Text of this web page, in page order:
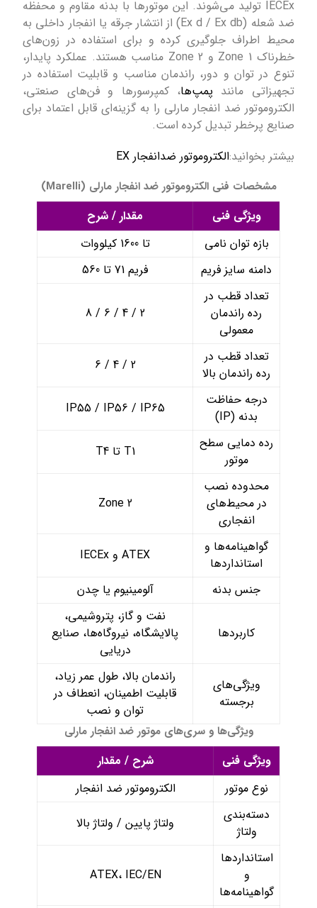
IECEx تولید می‌شوند. این موتورها با بدنه مقاوم و محفظه
ضد شعله (Ex d / Ex db) از انتشار جرقه یا انفجار داخلی به
محیط اطراف جلوگیری کرده و برای استفاده در زون‌های
خطرناک Zone 1 و Zone 2 مناسب هستند. عملکرد پایدار،
تنوع در توان و دور، راندمان مناسب و قابلیت استفاده در
تجهیزاتی مانند پمپ‌ها، کمپرسورها و فن‌های صنعتی،
الکتروموتور ضد انفجار مارلی را به گزینه‌ای قابل اعتماد برای
صنایع پرخطر تبدیل کرده است.
بیشتر بخوانید:الکتروموتور ضدانفجار EX
مشخصات فنی الکتروموتور ضد انفجار مارلی (Marelli)
ویژگی فنی
مقدار / شرح
بازه توان نامی
تا 1600 کیلووات
دامنه سایز فریم
فریم 71 تا 560
تعداد قطب در
رده راندمان
معمولی
2 / 4 / 6 / 8
تعداد قطب در
رده راندمان بالا
2 / 4 / 6
درجه حفاظت
بدنه (IP)
IP55 / IP56 / IP65
رده دمایی سطح
موتور
T1 تا T4
محدوده نصب
در محیط‌های
انفجاری
Zone 2
گواهینامه‌ها و
استانداردها
ATEX و IECEx
جنس بدنه
آلومینیوم یا چدن
کاربردها
نفت و گاز، پتروشیمی،
پالایشگاه، نیروگاه‌ها، صنایع
دریایی
ویژگی‌های
برجسته
راندمان بالا، طول عمر زیاد،
قابلیت اطمینان، انعطاف در
توان و نصب
ویژگی‌ها و سری‌های موتور ضد انفجار مارلی
ویژگی فنی
شرح / مقدار
نوع موتور
الکتروموتور ضد انفجار
دسته‌بندی
ولتاژ
ولتاژ پایین / ولتاژ بالا
استانداردها
و
گواهینامه‌ها
ATEX، IEC/EN